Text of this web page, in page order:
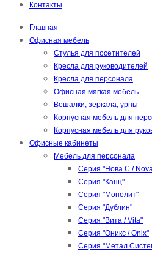
Контакты
Главная
Офисная мебель
Стулья для посетителей
Кресла для руководителей
Кресла для персонала
Офисная мягкая мебель
Вешалки, зеркала, урны
Корпусная мебель для
Корпусная мебель для
Офисные кабинеты
Мебель для персонала
Серия "Нова С /
Серия "Канц"
Серия "Монолит"
Серия "Дублин"
Серия "Вита / Vita"
Серия "Оникс / Onix"
Серия "Метал